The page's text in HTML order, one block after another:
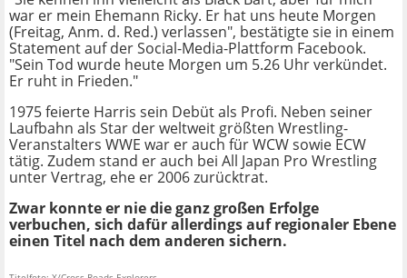
war er mein Ehemann Ricky. Er hat uns heute Morgen
(Freitag, Anm. d. Red.) verlassen", bestätigte sie in einem
Statement auf der Social-Media-Plattform Facebook.
"Sein Tod wurde heute Morgen um 5.26 Uhr verkündet.
Er ruht in Frieden."
1975 feierte Harris sein Debüt als Profi. Neben seiner
Laufbahn als Star der weltweit größten Wrestling-
Veranstalters WWE war er auch für WCW sowie ECW
tätig. Zudem stand er auch bei All Japan Pro Wrestling
unter Vertrag, ehe er 2006 zurücktrat.
Zwar konnte er nie die ganz großen Erfolge
verbuchen, sich dafür allerdings auf regionaler Ebene
einen Titel nach dem anderen sichern.